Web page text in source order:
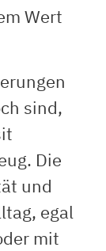
Wert
sind,
Die
und
egal
mit